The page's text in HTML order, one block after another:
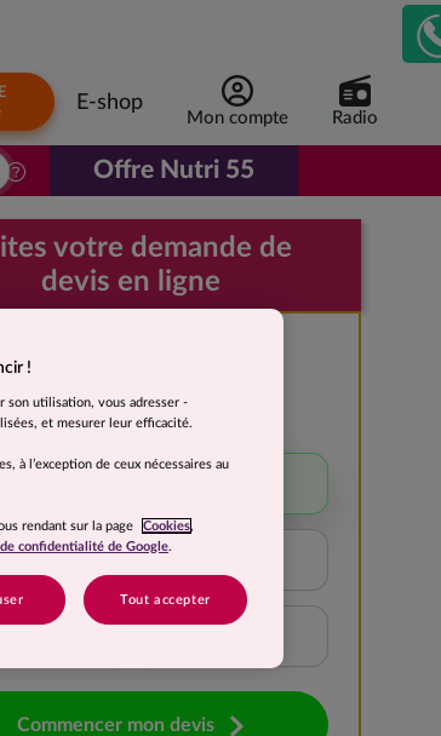
E-shop
Mon compte Radio
Offre Nutri 55
prix. À partir de 1 euro 96 par repas, au
votre demande de
devis en ligne
rapide et gratuite
Je souhaite perdre
de 5 kg
Commencer mon devis
!
son utilisation, vous adresser -
et mesurer leur efficacité.
à l’exception de ceux nécessaires au
rendant sur la page Cookies,
confidentialité de Google.
Tout accepter